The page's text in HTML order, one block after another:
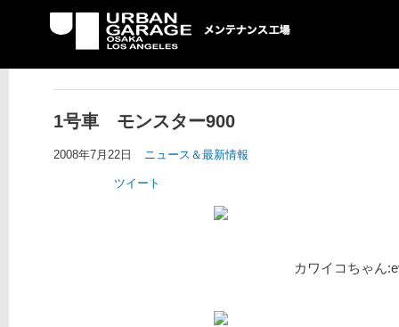
UG メンテナンス工場
1号車 モンスター900
2008年7月22日 ニュース＆最新情報
ツイート
カワイコちゃん